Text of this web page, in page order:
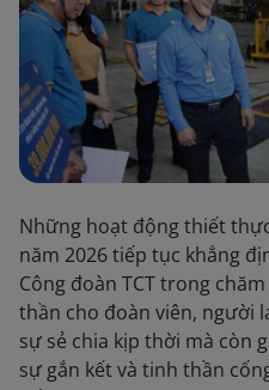
Những hoạt động thiết
năm 2026 tiếp tục khẳng
Công đoàn TCT trong
thần cho đoàn viên, người
sự sẻ chia kịp thời mà còn
sự gắn kết và tinh thần